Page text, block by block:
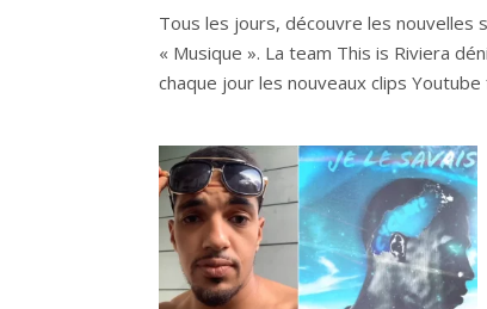
Tous les jours, découvre les nouvelles
« Musique ». La team This is Riviera
chaque jour les nouveaux clips